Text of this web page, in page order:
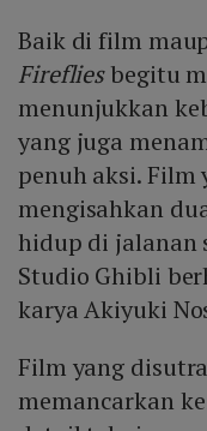
Baik di film
Firefliesbegitu
menunjukkan
yang juga
penuh aksi. Film
mengisahkan
hidup di jalanan
Studio Ghibli
karya Akiyuki
Film yang
memancarkan